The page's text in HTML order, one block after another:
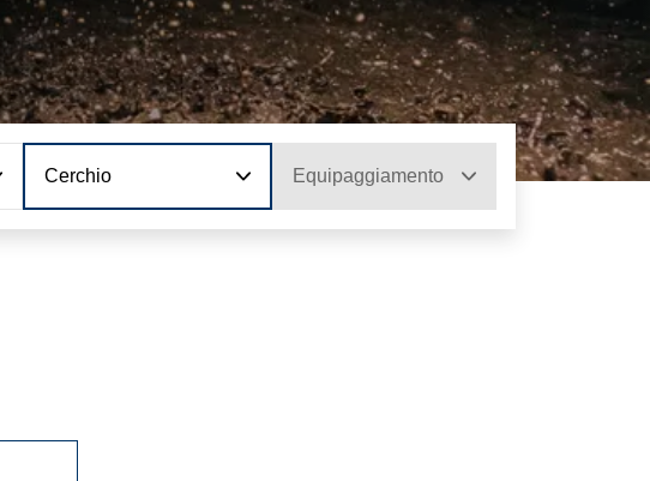
Cerchio Equipaggiamento